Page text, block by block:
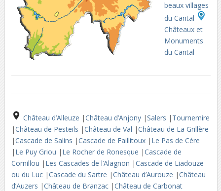
beaux villages
du Cantal
Châteaux et
Monuments
du Cantal
Château d’Alleuze |Château d’Anjony |Salers | Tournemire
|Château de Pesteils |Château de Val |Château de La Grillère
|Cascade de Salins |Cascade de Faillitoux | Le Pas de Cére
| Le Puy Griou | Le Rocher de Ronesque |Cascade de
Cornillou | Les Cascades de l’Alagnon |Cascade de Liadouze
ou du Luc |Cascade du Sartre |Château d’Aurouze |Château
d’Auzers |Château de Branzac |Château de Carbonat